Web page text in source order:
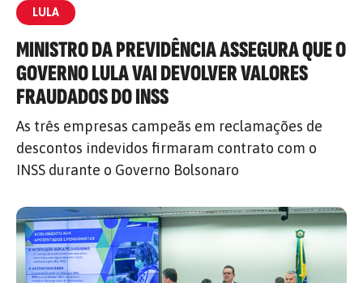
LULA
MINISTRO DA PREVIDÊNCIA ASSEGURA QUE O
GOVERNO LULA VAI DEVOLVER VALORES
FRAUDADOS DO INSS
As três empresas campeãs em reclamações de
descontos indevidos firmaram contrato com o
INSS durante o Governo Bolsonaro